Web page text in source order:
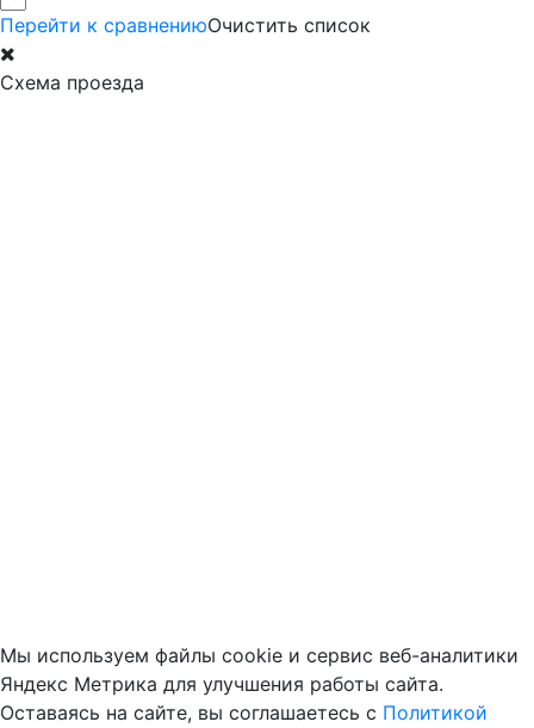
Перейти к сравнениюОчистить список
Схема проезда
Мы используем файлы cookie и сервис веб-аналитики
Яндекс Метрика для улучшения работы сайта.
Оставаясь на сайте, вы соглашаетесь с Политикой